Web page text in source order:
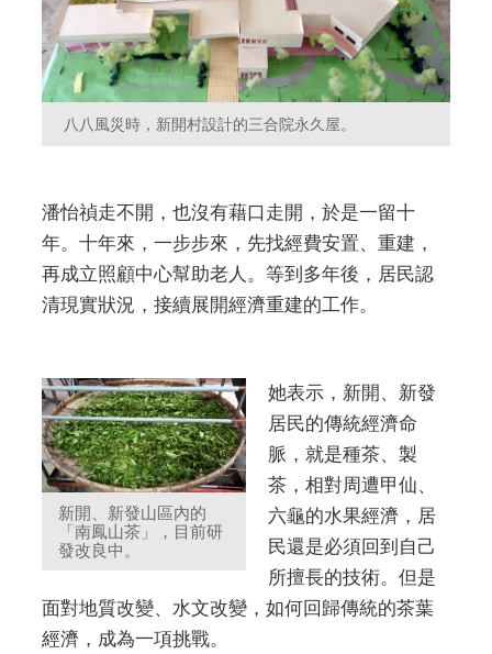
八八風災時，新開村設計的三合院永久屋。
潘怡禎走不開，也沒有藉口走開，於是一留十
年。十年來，一步步來，先找經費安置、重建，
再成立照顧中心幫助老人。等到多年後，居民認
清現實狀況，接續展開經濟重建的工作。
新開、新發山區內的
「南鳳山茶」，目前研
發改良中。
她表示，新開、新發
居民的傳統經濟命
脈，就是種茶、製
茶，相對周遭甲仙、
六龜的水果經濟，居
民還是必須回到自己
所擅長的技術。但是
面對地質改變、水文改變，如何回歸傳統的茶葉
經濟，成為一項挑戰。